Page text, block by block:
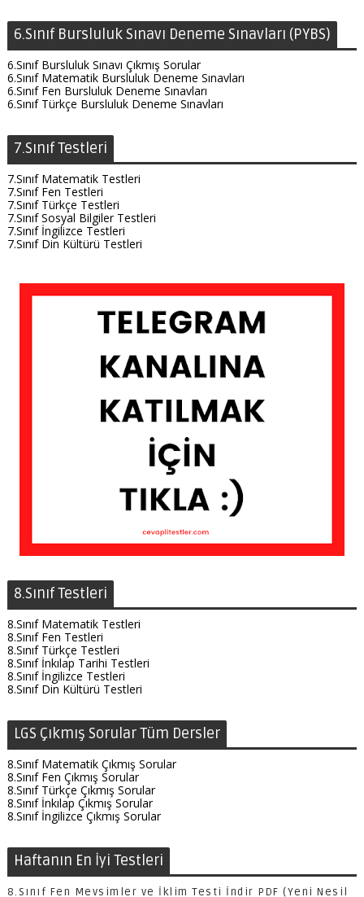
6.Sınıf Bursluluk Sınavı Deneme Sınavları (PYBS)
6.Sınıf Bursluluk Sınavı Çıkmış Sorular
6.Sınıf Matematik Bursluluk Deneme Sınavları
6.Sınıf Fen Bursluluk Deneme Sınavları
6.Sınıf Türkçe Bursluluk Deneme Sınavları
7.Sınıf Testleri
7.Sınıf Matematik Testleri
7.Sınıf Fen Testleri
7.Sınıf Türkçe Testleri
7.Sınıf Sosyal Bilgiler Testleri
7.Sınıf İngilizce Testleri
7.Sınıf Din Kültürü Testleri
8.Sınıf Testleri
8.Sınıf Matematik Testleri
8.Sınıf Fen Testleri
8.Sınıf Türkçe Testleri
8.Sınıf İnkılap Tarihi Testleri
8.Sınıf İngilizce Testleri
8.Sınıf Din Kültürü Testleri
LGS Çıkmış Sorular Tüm Dersler
8.Sınıf Matematik Çıkmış Sorular
8.Sınıf Fen Çıkmış Sorular
8.Sınıf Türkçe Çıkmış Sorular
8.Sınıf İnkılap Çıkmış Sorular
8.Sınıf İngilizce Çıkmış Sorular
Haftanın En İyi Testleri
8.Sınıf Fen Mevsimler ve İklim Testi İndir PDF (Yeni Nesil